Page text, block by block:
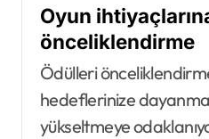
Oyun
önceliklendirme
Ödülleri
hedeflerinize
yükseltmeye